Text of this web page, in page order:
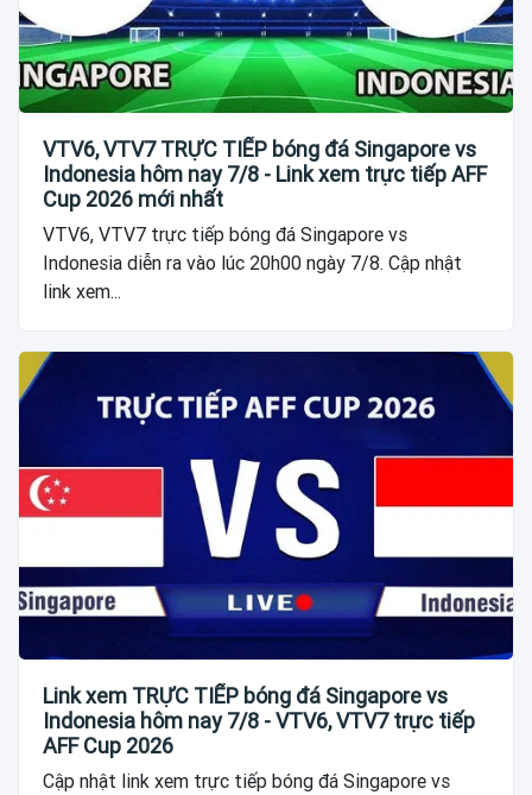
VTV6, VTV7 TRỰC TIẾP bóng đá Singapore vs
Indonesia hôm nay 7/8 - Link xem trực tiếp AFF
Cup 2026 mới nhất
VTV6, VTV7 trực tiếp bóng đá Singapore vs
Indonesia diễn ra vào lúc 20h00 ngày 7/8. Cập nhật
link xem...
Link xem TRỰC TIẾP bóng đá Singapore vs
Indonesia hôm nay 7/8 - VTV6, VTV7 trực tiếp
AFF Cup 2026
Cập nhật link xem trực tiếp bóng đá Singapore vs